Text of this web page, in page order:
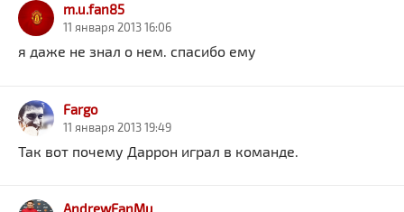
m.u.fan85
11 января 2013 16:06
я даже не знал о нем. спасибо ему
Fargo
11 января 2013 19:49
Так вот почему Даррон играл в команде.
AndrewFanMu